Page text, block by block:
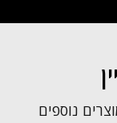
נוספים